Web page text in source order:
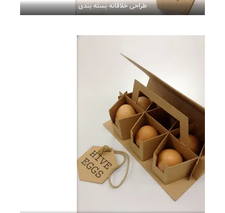
طراحی خلاقانه بسته بندی